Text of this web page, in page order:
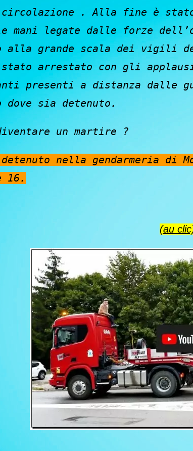
. Alla fine è stato
mani legate dalle forze
alla grande scala dei vigili
arrestato con gli
presenti a distanza dalle
dove sia detenuto.
un martire ?
nella gendarmeria di
16.
(au